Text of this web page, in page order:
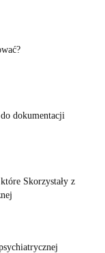
dokumentacji
Skorzystały z